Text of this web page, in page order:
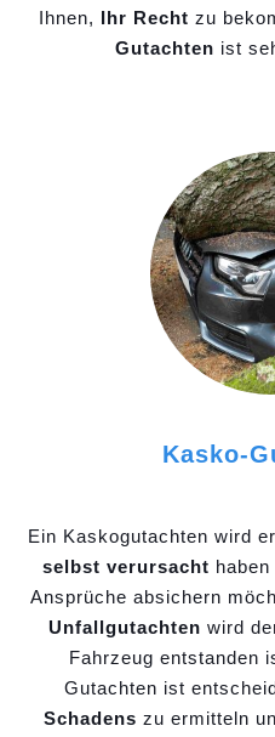
Ihnen, Ihr Recht zu
Gutachten ist
Kasko-
Ein Kaskogutachten wird
selbst verursacht
Ansprüche absichern
Unfallgutachten wird
Fahrzeug entstanden
Gutachten ist
Schadens zu ermitteln